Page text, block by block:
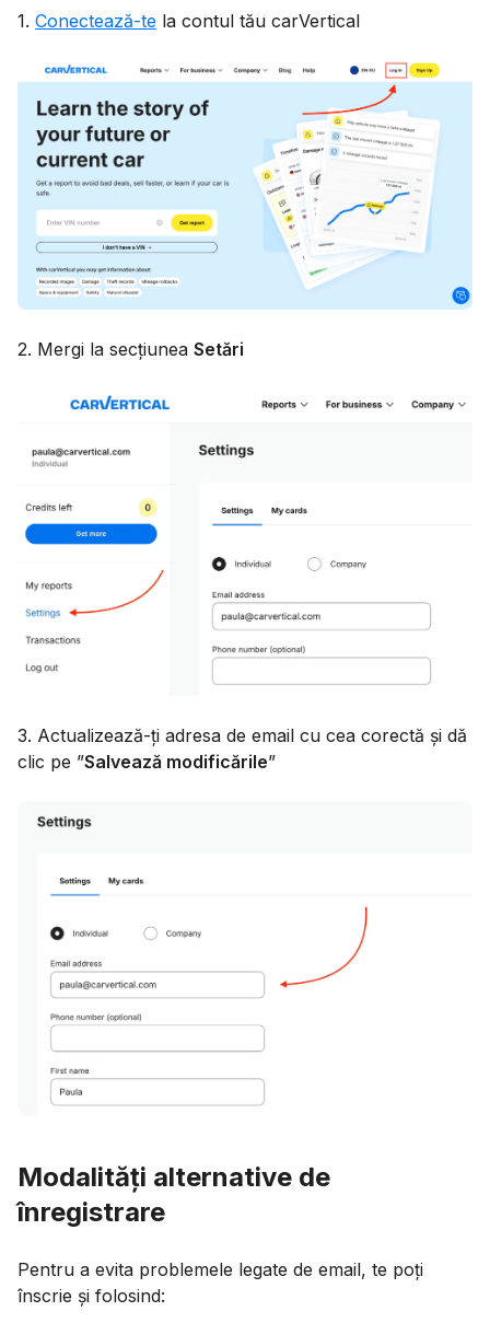
1. Conectează-te la contul tău carVertical
2. Mergi la secțiunea Setări
3. Actualizează-ți adresa de email cu cea corectă și dă
clic pe ”Salvează modificările”
Modalități alternative de
înregistrare
Pentru a evita problemele legate de email, te poți
înscrie și folosind: